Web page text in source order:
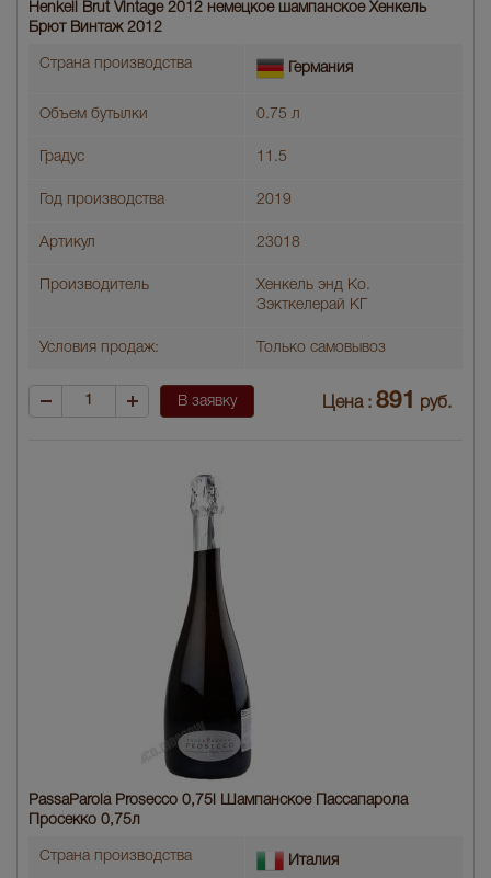
Henkell Brut Vintage 2012 немецкое шампанское Хенкель
Брют Винтаж 2012
Страна производства Германия
Объем бутылки 0.75 л
Градус 11.5
Год производства 2019
Артикул 23018
Производитель
Хенкель энд Ко.
Зэкткелерай КГ
Условия продаж: Только самовывоз
В заявку Цена : 891 руб.
PassaParola Prosecco 0,75l Шампанское Пассапарола
Просекко 0,75л
Страна производства Италия